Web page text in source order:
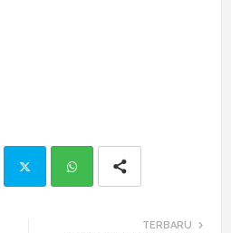
TERBARU